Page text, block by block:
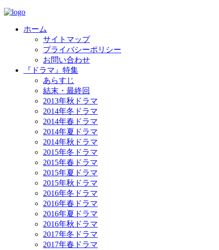
ホーム
サイトマップ
プライバシーポリシー
お問い合わせ
『ドラマ』特集
あらすじ
結末・最終回
2013年秋ドラマ
2014年冬ドラマ
2014年春ドラマ
2014年夏ドラマ
2014年秋ドラマ
2015年冬ドラマ
2015年春ドラマ
2015年夏ドラマ
2015年秋ドラマ
2016年冬ドラマ
2016年春ドラマ
2016年夏ドラマ
2016年秋ドラマ
2017年冬ドラマ
2017年春ドラマ